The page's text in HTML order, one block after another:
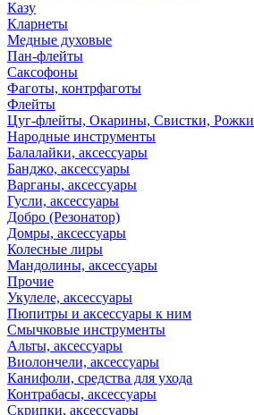
Казу
Кларнеты
Медные духовые
Пан-флейты
Саксофоны
Фаготы, контрфаготы
Флейты
Цуг-флейты, Окарины, Свистки, Рожки
Народные инструменты
Балалайки, аксессуары
Банджо, аксессуары
Варганы, аксессуары
Гусли, аксессуары
Добро (Резонатор)
Домры, аксессуары
Колесные лиры
Мандолины, аксессуары
Прочие
Укулеле, аксессуары
Пюпитры и аксессуары к ним
Смычковые инструменты
Альты, аксессуары
Виолончели, аксессуары
Канифоли, средства для ухода
Контрабасы, аксессуары
Скрипки, аксессуары